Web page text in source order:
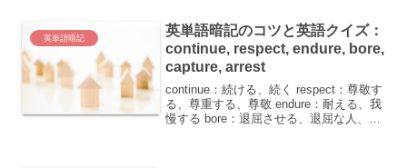
英単語暗記
英単語暗記のコツと英語クイズ：
continue, respect, endure, bore,
capture, arrest
continue：続ける、続く respect：尊敬す
る、尊重する、尊敬 endure：耐える、我
慢する bore：退屈させる、退屈な人、退